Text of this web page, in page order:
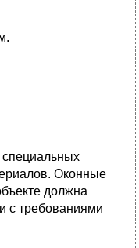
Оконные
должна
с требованиями